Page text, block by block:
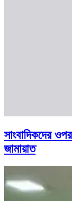
সাংবাদিকদের
জামায়াত